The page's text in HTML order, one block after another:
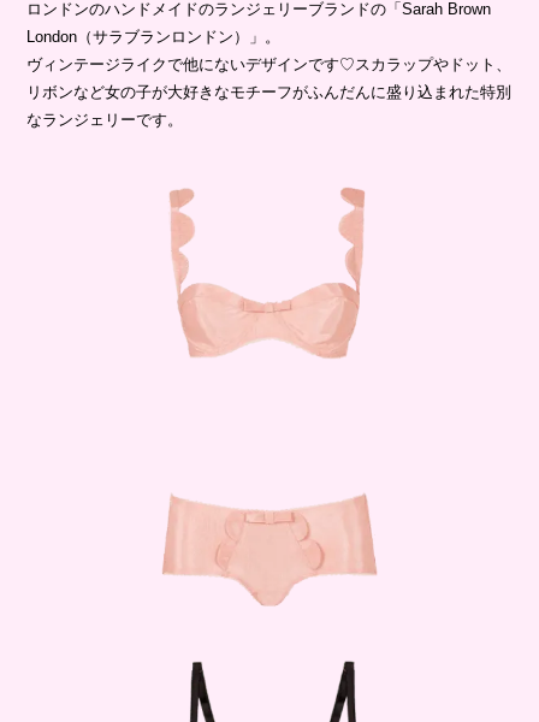
ロンドンのハンドメイドのランジェリーブランドの「Sarah Brown
London（サラブランロンドン）」。
ヴィンテージライクで他にないデザインです♡スカラップやドット、
リボンなど女の子が大好きなモチーフがふんだんに盛り込まれた特別
なランジェリーです。